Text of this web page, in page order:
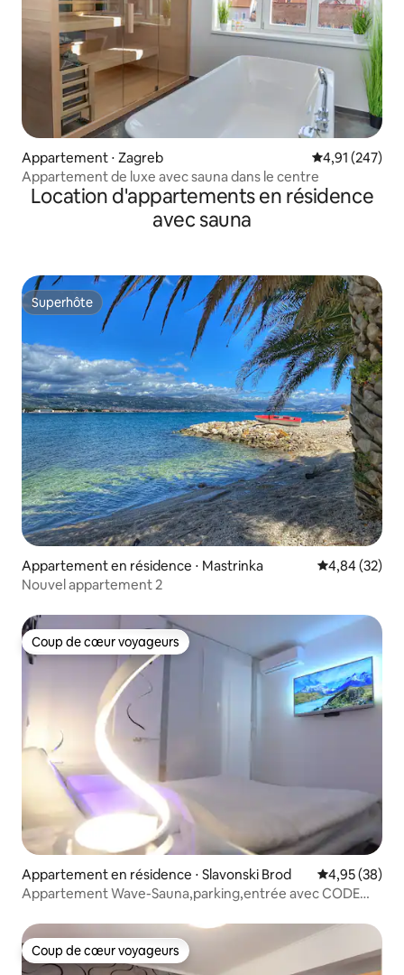
Appartement ⋅ Zagreb Évaluation
4,91 (247)
Appartement de luxe avec sauna dans le centre
Location d'appartements en résidence
avec sauna
Superhôte
Superhôte
Appartement en résidence ⋅ Mastrinka Évaluation
4,84 (32)
Nouvel appartement 2
Coup de cœur voyageurs
Coup de cœur voyageurs
Appartement en résidence ⋅ Slavonski Brod Évaluation
4,95 (38)
Appartement Wave-Sauna,parking,entrée avec CODE
Coup de cœur voyageurs
Coup de cœur voyageurs